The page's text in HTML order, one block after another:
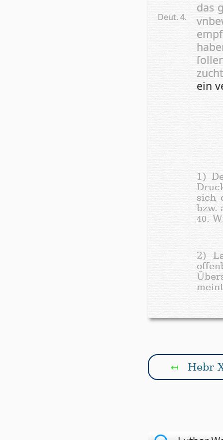
Deut. 4.
das
ein
1)
sich
bzw.
40.
2)
↤ Hebr